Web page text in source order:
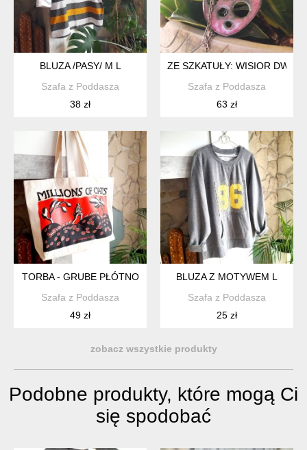
BLUZA /PASY/ M L
Szafa z Poddasza
38 zł
ZE SZKATUŁY: WISIOR
Szafa z Poddasza
63 zł
TORBA - GRUBE PŁÓTNO
Szafa z Poddasza
49 zł
BLUZA Z MOTYWEM L
Szafa z Poddasza
25 zł
zobacz wszystkie produkty
Podobne produkty, które mogą Ci
się spodobać